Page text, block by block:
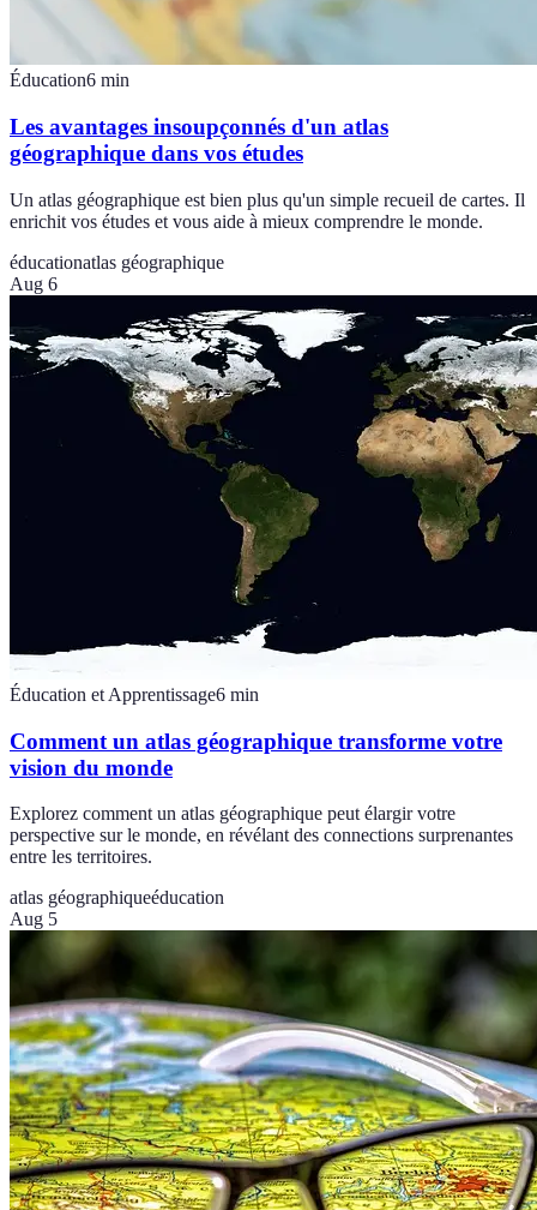
Éducation6 min
Les avantages insoupçonnés d'un atlas
géographique dans vos études
Un atlas géographique est bien plus qu'un simple recueil de cartes. Il
enrichit vos études et vous aide à mieux comprendre le monde.
éducationatlas géographique
Aug 6
Éducation et Apprentissage6 min
Comment un atlas géographique transforme votre
vision du monde
Explorez comment un atlas géographique peut élargir votre
perspective sur le monde, en révélant des connections surprenantes
entre les territoires.
atlas géographiqueéducation
Aug 5